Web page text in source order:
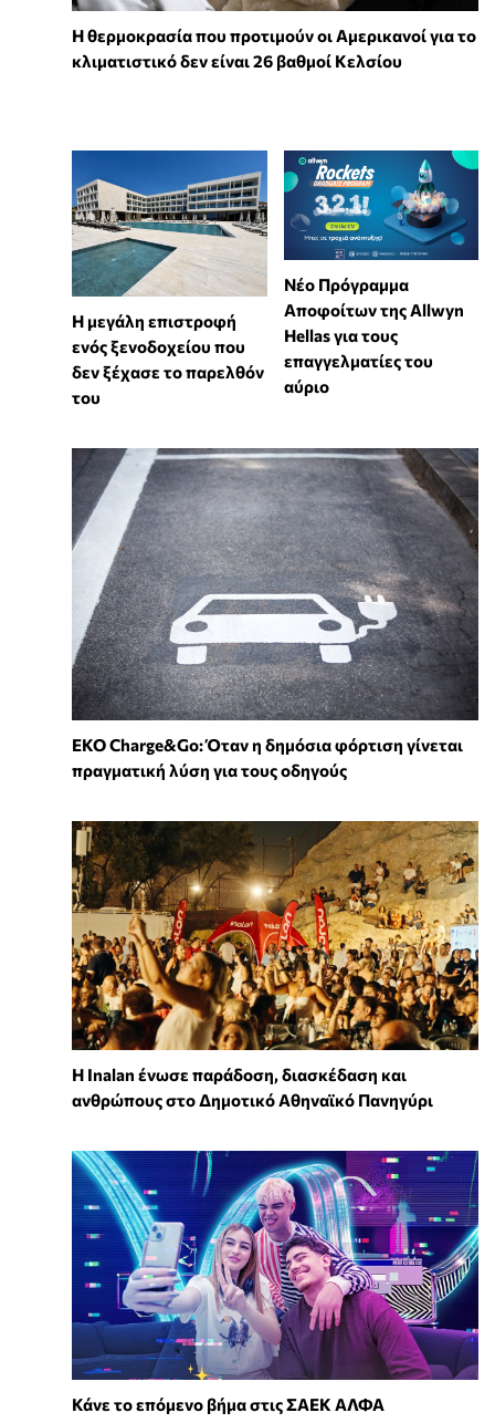
Η θερμοκρασία που προτιμούν οι Αμερικανοί για το
κλιματιστικό δεν είναι 26 βαθμοί Κελσίου
Η μεγάλη επιστροφή
ενός ξενοδοχείου που
δεν ξέχασε το παρελθόν
του
Νέο Πρόγραμμα
Αποφοίτων της Allwyn
Hellas για τους
επαγγελματίες του
αύριο
EKO Charge&Go: Όταν η δημόσια φόρτιση γίνεται
πραγματική λύση για τους οδηγούς
Η Inalan ένωσε παράδοση, διασκέδαση και
ανθρώπους στο Δημοτικό Αθηναϊκό Πανηγύρι
Κάνε το επόμενο βήμα στις ΣΑΕΚ ΑΛΦΑ